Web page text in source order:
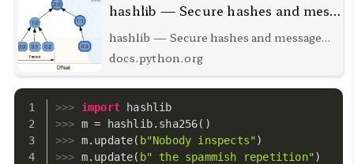
hashlib — Secure hashes and message digests — Python 3.10.5 documentation
hashlib — Secure hashes and message
digests Source code: Lib/hashlib.py This
module implements a common
interface to many different secure hash
and message digest algorithms.
Included are the FIPS secure hash
algorithms SHA1, SHA224, SHA256,
SHA384, and
docs.python.org
>>> import hashlib
>>> m = hashlib.sha256()
>>> m.update( b"Nobody inspects")
>>> m.update( b" the spammish repetition")